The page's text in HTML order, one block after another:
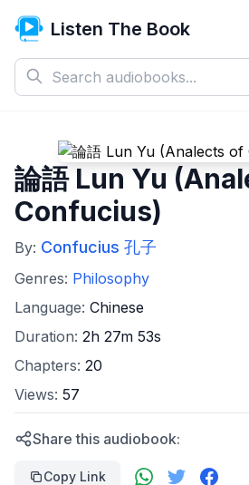
Listen The Book
論語 Lun Yu
Confucius)
By: Confucius 孔子
Genres: Philosophy
Language: Chinese
Duration: 2h 27m 53s
Chapters: 20
Views: 57
Share this audiobook:
Copy Link